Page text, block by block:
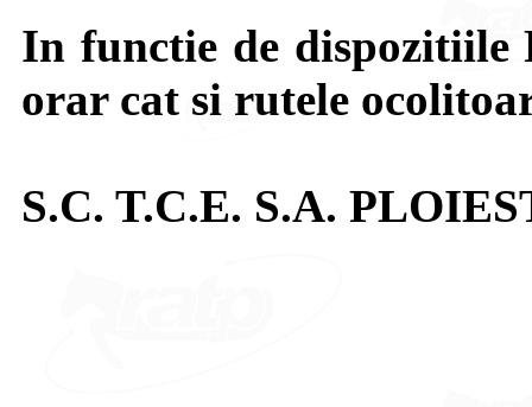
In functie de
orar cat si rutele
S.C. T.C.E. S.A.